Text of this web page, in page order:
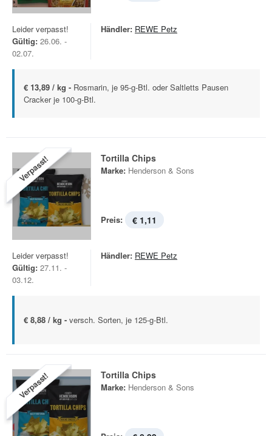
Leider verpasst!
Gültig: 26.06. -
02.07.
Händler: REWE Petz
€ 13,89 / kg - Rosmarin, je 95-g-Btl. oder Saltletts Pausen
Cracker je 100-g-Btl.
Verpasst! Tortilla Chips
Marke: Henderson & Sons
Preis: € 1,11
Leider verpasst!
Gültig: 27.11. -
03.12.
Händler: REWE Petz
€ 8,88 / kg - versch. Sorten, je 125-g-Btl.
Verpasst! Tortilla Chips
Marke: Henderson & Sons